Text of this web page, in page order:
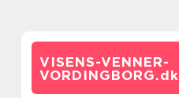
VISENS-VENNER-
VORDINGBORG.dk